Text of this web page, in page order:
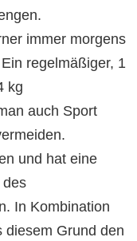
immer morgens
regelmäßiger, 1
kg
auch Sport
und hat eine
des
In Kombination
diesem Grund den